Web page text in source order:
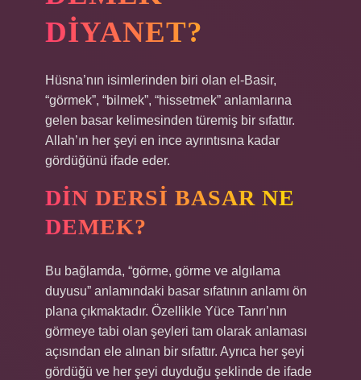
DIYANET?
Hüsna’nın isimlerinden biri olan el-Basir,
“görmek”, “bilmek”, “hissetmek” anlamlarına
gelen basar kelimesinden türemiş bir sıfattır.
Allah’ın her şeyi en ince ayrıntısına kadar
gördüğünü ifade eder.
DIN DERSI BASAR NE
DEMEK?
Bu bağlamda, “görme, görme ve algılama
duyusu” anlamındaki basar sıfatının anlamı ön
plana çıkmaktadır. Özellikle Yüce Tanrı’nın
görmeye tabi olan şeyleri tam olarak anlaması
açısından ele alınan bir sıfattır. Ayrıca her şeyi
gördüğü ve her şeyi duyduğu şeklinde de ifade